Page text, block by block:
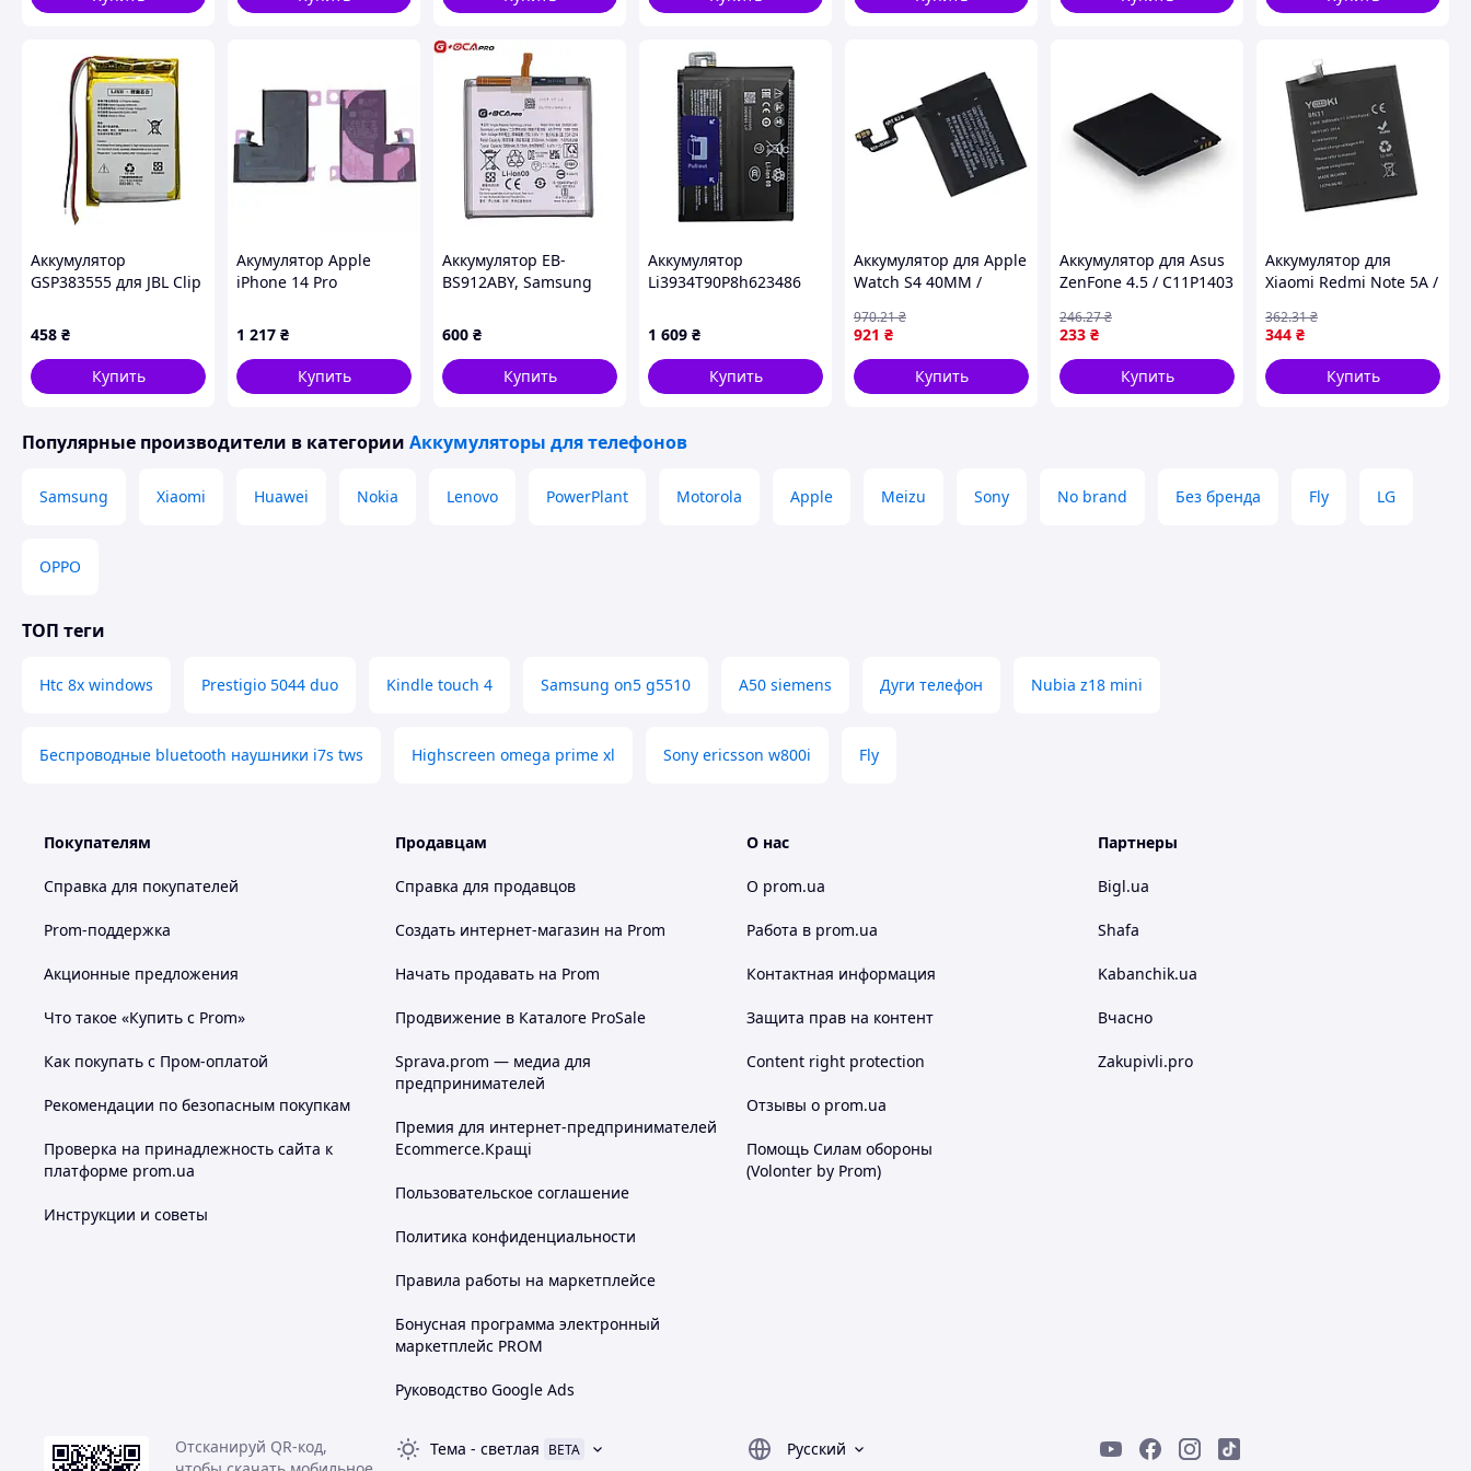
Похожие товары по характеристикам
Аккумулятор
GSP383555 для JBL Clip
458 ₴
Купить
Акумулятор Apple
iPhone 14 Pro
3480 mAh, без
помилки
1 217 ₴
Купить
Аккумулятор EB-
BS912ABY, Samsung
3900mAh, оригинал
G+OCA PRo
600 ₴
Купить
Аккумулятор
Li3934T90P8h623486
Plus
1 609 ₴
Купить
Аккумулятор для Apple
Watch S4 40MM /
921 ₴
970.21₴
Купить
Аккумулятор для Asus
ZenFone 4.5 / C11P1403
(17000968)
233 ₴
246.27₴
Купить
Аккумулятор для
Xiaomi Redmi Note 5A /
344 ₴
362.31₴
Купить
Популярные производители в категории Аккумуляторы для телефонов
Samsung Xiaomi Huawei Nokia Lenovo PowerPlant Motorola Apple Meizu Sony No brand Без бренда Fly LG
OPPO
ТОП теги
Htc 8x windows Prestigio 5044 duo Kindle touch 4 Samsung on5 g5510 A50 siemens Дуги телефон Nubia z18 mini
Беспроводные bluetooth наушники i7s tws Highscreen omega prime xl Sony ericsson w800i Fly
Покупателям
Справка для покупателей
Prom-поддержка
Акционные предложения
Что такое «Купить с Prom»
Как покупать с Пром-оплатой
Рекомендации по безопасным покупкам
Проверка на принадлежность сайта к
платформе prom.ua
Инструкции и советы
Продавцам
Справка для продавцов
Создать интернет-магазин на Prom
Начать продавать на Prom
Продвижение в Каталоге ProSale
Sprava.prom — медиа для
предпринимателей
Премия для интернет-предпринимателей
Ecommerce.Кращі
Пользовательское соглашение
Политика конфиденциальности
Правила работы на маркетплейсе
Бонусная программа электронный
маркетплейс PROM
Руководство Google Ads
О нас
О prom.ua
Работа в prom.ua
Контактная информация
Защита прав на контент
Content right protection
Отзывы о prom.ua
Помощь Силам обороны
(Volonter by Prom)
Партнеры
Bigl.ua
Shafa
Kabanchik.ua
Вчасно
Zakupivli.pro
Отсканируй QR-код,
Тема - светлая BETA Русский